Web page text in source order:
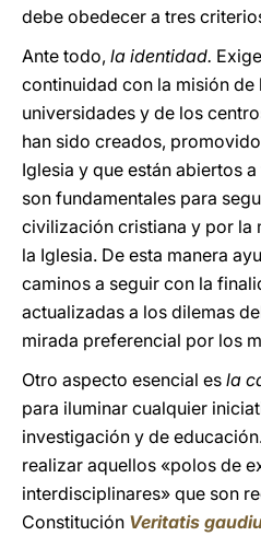
debe obedecer a tres
Ante todo, la identidad.
continuidad con la misión de
universidades y de los
han sido creados,
Iglesia y que están abiertos
son fundamentales para
civilización cristiana y por la
la Iglesia. De esta manera
caminos a seguir con la
actualizadas a los dilemas
mirada preferencial por los
Otro aspecto esencial es la
para iluminar cualquier
investigación y de
realizar aquellos «polos de
interdisciplinares» que son
Constitución Veritatis